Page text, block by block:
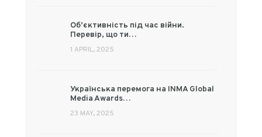
Об’єктивність під час війни.
Перевір, що ти…
1 APRIL, 2025
Українська перемога на INMA Global
Media Awards…
23 MAY, 2025